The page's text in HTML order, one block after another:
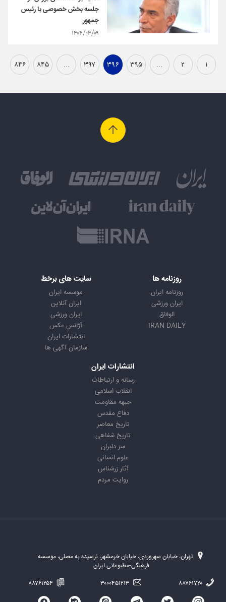
جلسه بخش خصوصی با رئیس
جمهور
۱۴۰۴/۰۴/۰۹
۱ ۲ ... ۳۹۵ ۳۹۶ ۳۹۷ ... ۸۴۵ ۸۴۶
روزنامه ها
روزنامه ایران
ایران ورزشی
الوفاق
IRAN DAILY
سایت های برخط
موسسه ایران
ایران آنلاین
ایران ورزشی
آژانس عکس
انتشارات ایران
سازمان آگهی ها
انتشارات ایران
رسانه و ارتباطات
انقلاب اسلامی
جبهه مقاومت
دفاع مقدس
تاریخ معاصر
تاریخ شفاهی
سر دلبران
علوم انسانی
آثار زرشناس
روایت مردم
تهران، خیابان سهروردی، خیابان خرمشهر، نرسیده به مصلی، موسسه
فرهنگی-مطبوعاتی ایران